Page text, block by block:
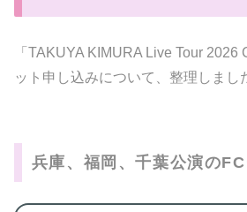
「TAKUYA KIMURA Live Tour
ット申し込みについて、整理しまし
兵庫、福岡、千葉公演のFC